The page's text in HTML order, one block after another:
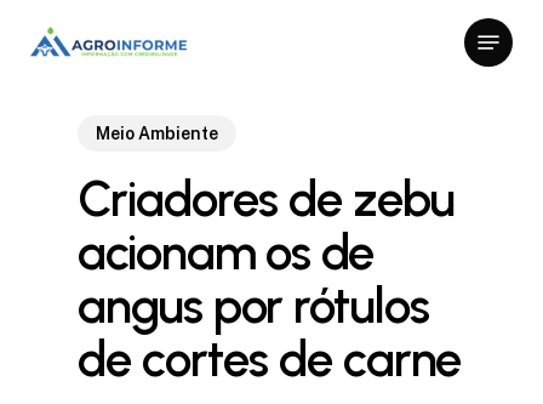
Menu
Meio Ambiente
Criadores de zebu
acionam os de
angus por rótulos
de cortes de carne